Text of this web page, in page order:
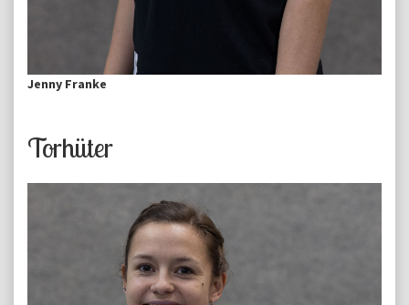
Jenny Franke
Torhüter